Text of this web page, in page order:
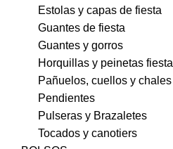
Estolas y capas de fiesta
Guantes de fiesta
Guantes y gorros
Horquillas y peinetas fiesta
Pañuelos, cuellos y chales
Pendientes
Pulseras y Brazaletes
Tocados y canotiers